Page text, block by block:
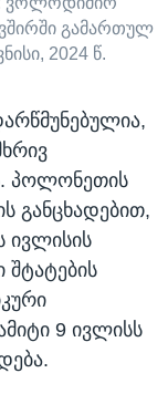
გამართულ
2024 წ.
პოლონეთის
განცხადებით,
ივლისის
შტატების
9 ივლისს